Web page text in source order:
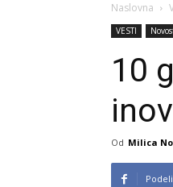
Naslovna
VESTI
10
Od Milica